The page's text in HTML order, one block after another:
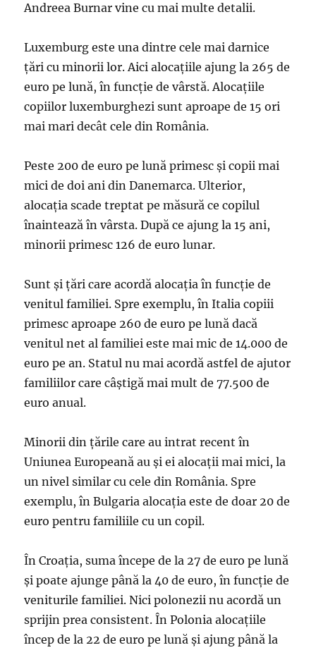
Andreea Burnar vine cu mai multe detalii.
Luxemburg este una dintre cele mai darnice
ţări cu minorii lor. Aici alocaţiile ajung la 265 de
euro pe lună, în funcţie de vârstă. Alocaţiile
copiilor luxemburghezi sunt aproape de 15 ori
mai mari decât cele din România.
Peste 200 de euro pe lună primesc şi copii mai
mici de doi ani din Danemarca. Ulterior,
alocaţia scade treptat pe măsură ce copilul
înaintează în vârsta. După ce ajung la 15 ani,
minorii primesc 126 de euro lunar.
Sunt şi ţări care acordă alocaţia în funcţie de
venitul familiei. Spre exemplu, în Italia copiii
primesc aproape 260 de euro pe lună dacă
venitul net al familiei este mai mic de 14.000 de
euro pe an. Statul nu mai acordă astfel de ajutor
familiilor care câştigă mai mult de 77.500 de
euro anual.
Minorii din ţările care au intrat recent în
Uniunea Europeană au şi ei alocaţii mai mici, la
un nivel similar cu cele din România. Spre
exemplu, în Bulgaria alocaţia este de doar 20 de
euro pentru familiile cu un copil.
În Croaţia, suma începe de la 27 de euro pe lună
şi poate ajunge până la 40 de euro, în funcţie de
veniturile familiei. Nici polonezii nu acordă un
sprijin prea consistent. În Polonia alocaţiile
încep de la 22 de euro pe lună şi ajung până la